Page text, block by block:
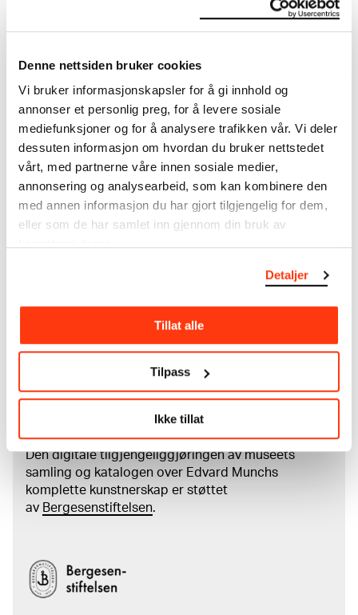
Denne nettsiden bruker cookies
Vi bruker informasjonskapsler for å gi innhold og
annonser et personlig preg, for å levere sosiale
mediefunksjoner og for å analysere trafikken vår. Vi deler
dessuten informasjon om hvordan du bruker nettstedet
vårt, med partnerne våre innen sosiale medier,
annonsering og analysearbeid, som kan kombinere den
med annen informasjon du har gjort tilgjengelig for dem,
eller som de har samlet inn gjennom din bruk av
Detaljer
Tillat alle
Tilpass
Ikke tillat
Om verkskatalogen
kunstnerskap. Verkskatalogen utbedres jevnlig i
samsvar med den nyeste forskningen. Vi tar
forbehold om at feil kan forekomme.
MUNCHs samling består av over 42 000 unike
museumsobjekter, inkludert nærmere 27 000 unike
kunstverk. I tillegg til den ekstraordinære samlingen
somEdvard Munchtestamenterte til Oslo
kommune i 1940, rommer museet også samlingene
til Rolf Stenersen, Amaldus Nielsen og Ludvig O.
Ravensberg.
Les mer om bruk av våre avfotograferinger og
Les mer om arbeidet med å digitalisere Munchs
Den digitale tilgjengeliggjøringen av museets
samling og katalogen over Edvard Munchs
komplette kunstnerskap er støttet
av Bergesenstiftelsen.